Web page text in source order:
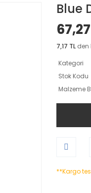
Blue
7,17 TL den
Kategori
Stok Kodu
Malzeme
**Kargo